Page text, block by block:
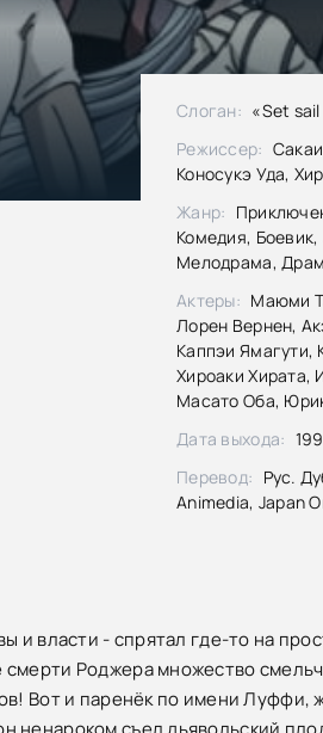
Слоган: «Set
Режиссер:
Коносукэ Уда,
Жанр:
Комедия,
Мелодрама,
Актеры: Маюми
Лорен Вернен,
Каппэи Ямагути,
Хироаки Хирата,
Масато Оба,
Дата выхода:
Перевод: Рус.
Animedia, Japan
и власти - спрятал где-то на
Роджера множество
Вот и паренёк по имени Луффи,